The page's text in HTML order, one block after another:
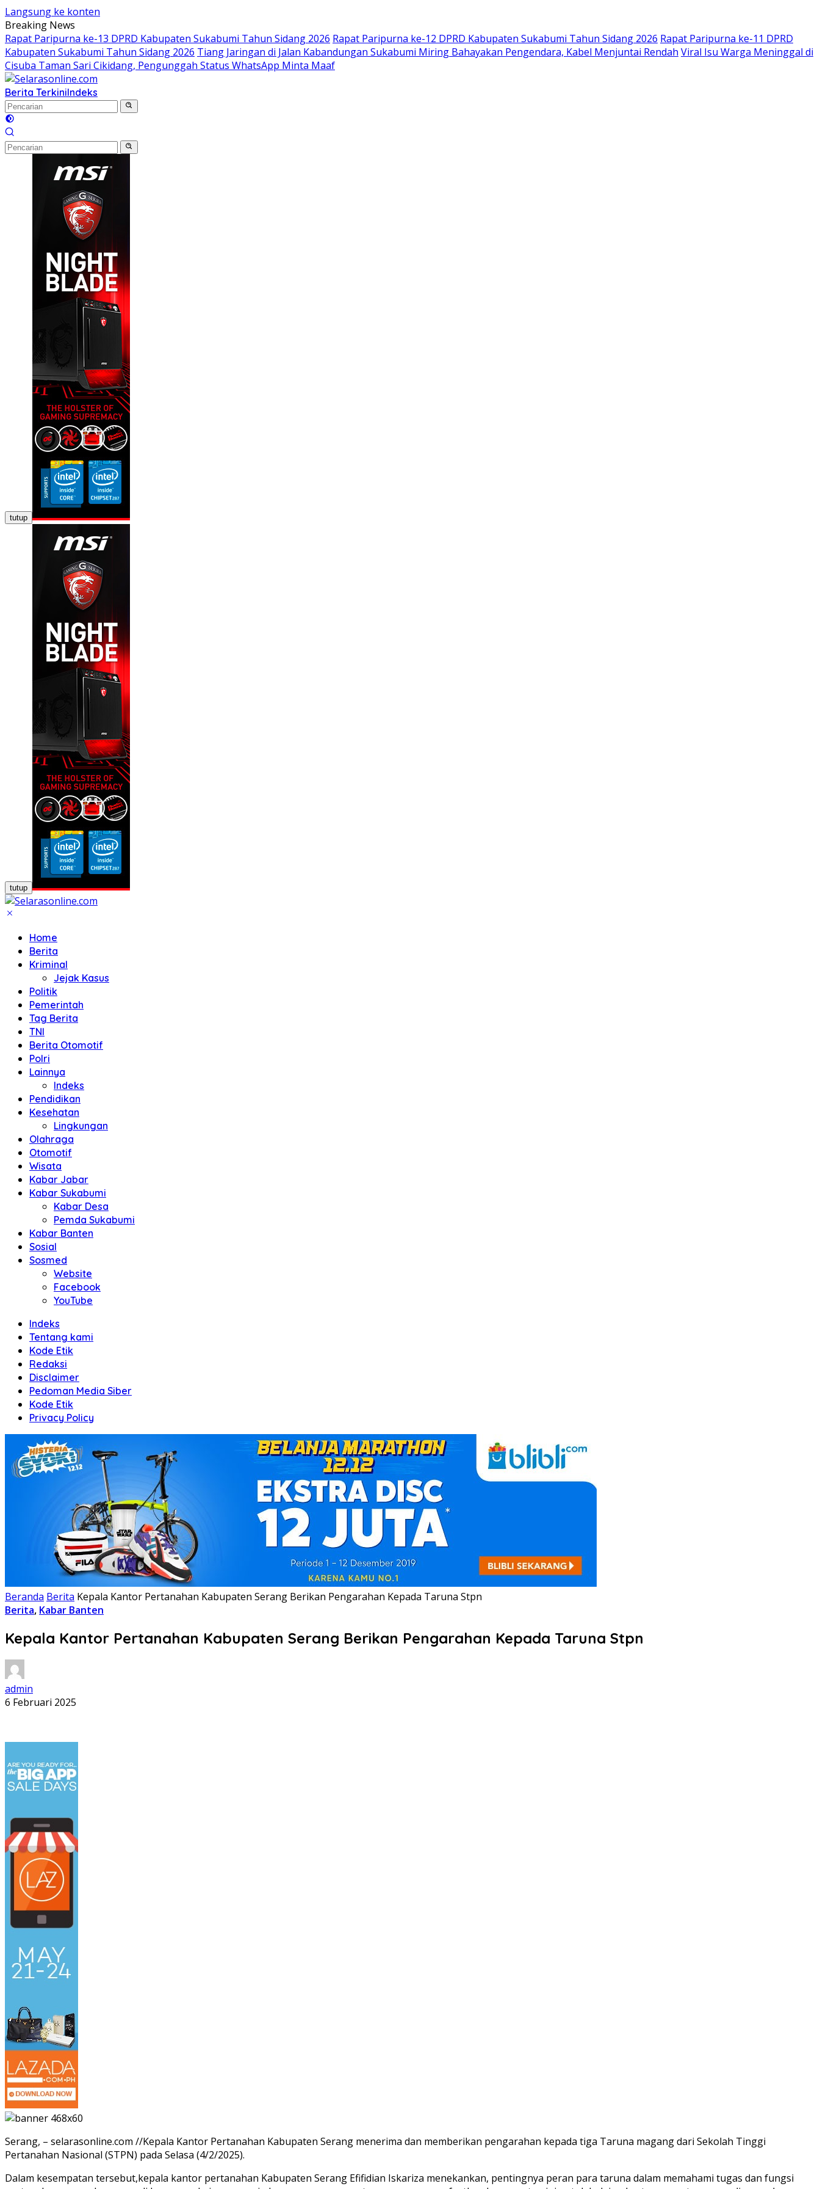
Langsung ke konten
Breaking News
Rapat Paripurna ke-13 DPRD Kabupaten Sukabumi Tahun Sidang 2026 Rapat Paripurna ke-12 DPRD Kabupaten Sukabumi Tahun Sidang 2026 Rapat Paripurna ke-11 DPRD
Kabupaten Sukabumi Tahun Sidang 2026 Tiang Jaringan di Jalan Kabandungan Sukabumi Miring Bahayakan Pengendara, Kabel Menjuntai Rendah Viral Isu Warga Meninggal di
Cisuba Taman Sari Cikidang, Pengunggah Status WhatsApp Minta Maaf
Berita TerkiniIndeks
tutup
tutup
Home
Berita
Kriminal
Jejak Kasus
Politik
Pemerintah
Tag Berita
TNI
Berita Otomotif
Polri
Lainnya
Indeks
Pendidikan
Kesehatan
Lingkungan
Olahraga
Otomotif
Wisata
Kabar Jabar
Kabar Sukabumi
Kabar Desa
Pemda Sukabumi
Kabar Banten
Sosial
Sosmed
Website
Facebook
YouTube
Indeks
Tentang kami
Kode Etik
Redaksi
Disclaimer
Pedoman Media Siber
Kode Etik
Privacy Policy
Beranda Berita Kepala Kantor Pertanahan Kabupaten Serang Berikan Pengarahan Kepada Taruna Stpn
Berita, Kabar Banten
Kepala Kantor Pertanahan Kabupaten Serang Berikan Pengarahan Kepada Taruna Stpn
admin
6 Februari 2025
Serang, – selarasonline.com //Kepala Kantor Pertanahan Kabupaten Serang menerima dan memberikan pengarahan kepada tiga Taruna magang dari Sekolah Tinggi
Pertanahan Nasional (STPN) pada Selasa (4/2/2025).
Dalam kesempatan tersebut,kepala kantor pertanahan Kabupaten Serang Efifidian Iskariza menekankan, pentingnya peran para taruna dalam memahami tugas dan fungsi